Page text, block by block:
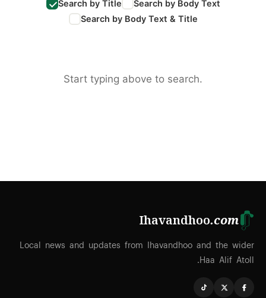
Search by Title
Search by Body Text
Search by Body Text & Title
Start typing above to search.
Ihavandhoo.com
Local news and updates from Ihavandhoo and the wider
Haa Alif Atoll.